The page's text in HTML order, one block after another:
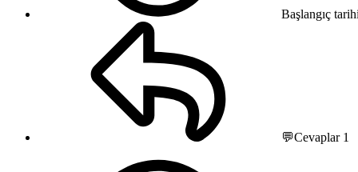
Başlangıç
💬Cevaplar1